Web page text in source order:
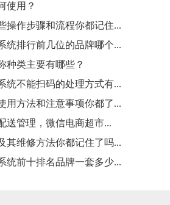
使用？
操作步骤和流程你都记住...
统排行前几位的品牌哪个...
种类主要有哪些？
统不能扫码的处理方式有...
用方法和注意事项你都了...
送管理，微信电商超市...
其维修方法你都记住了吗...
统前十排名品牌一套多少...